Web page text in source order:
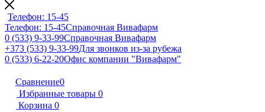
Телефон: 15-45
Телефон: 15-45Справочная Вивафарм
0 (533) 9-33-99Справочная Вивафарм
+373 (533) 9-33-99Для звонков из-за рубежа
0 (533) 6-22-20Офис компании "Вивафарм"
Сравнение0
Избранные товары 0
Корзина 0